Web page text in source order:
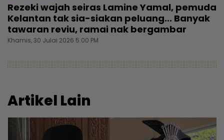
Rezeki wajah seiras Lamine Yamal, pemuda
Kelantan tak sia-siakan peluang... Banyak
tawaran reviu, ramai nak bergambar
Khamis, 30 Julai 2026 5:00 PM
Artikel Lain